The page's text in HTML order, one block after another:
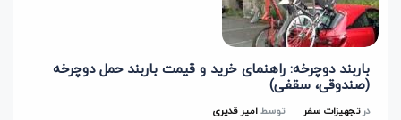
باربند دوچرخه: راهنمای خرید و قیمت باربند حمل دوچرخه
(صندوقی، سقفی)
درتجهیزات سفر توسطامیر قدیری